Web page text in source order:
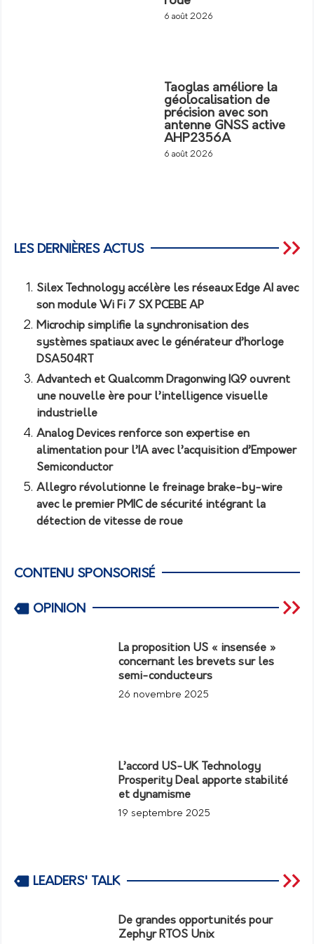
6 août 2026
Taoglas améliore la
géolocalisation de
précision avec son
antenne GNSS active
AHP2356A
6 août 2026
LES DERNIÈRES ACTUS
Silex Technology accélère les réseaux Edge AI avec
son module Wi Fi 7 SX PCEBE AP
Microchip simplifie la synchronisation des
systèmes spatiaux avec le générateur d’horloge
DSA504RT
Advantech et Qualcomm Dragonwing IQ9 ouvrent
une nouvelle ère pour l’intelligence visuelle
industrielle
Analog Devices renforce son expertise en
alimentation pour l’IA avec l’acquisition d’Empower
Semiconductor
Allegro révolutionne le freinage brake-by-wire
avec le premier PMIC de sécurité intégrant la
détection de vitesse de roue
CONTENU SPONSORISÉ
OPINION
La proposition US « insensée »
concernant les brevets sur les
semi-conducteurs
26 novembre 2025
L’accord US-UK Technology
Prosperity Deal apporte stabilité
et dynamisme
19 septembre 2025
LEADERS' TALK
De grandes opportunités pour
Zephyr RTOS Unix